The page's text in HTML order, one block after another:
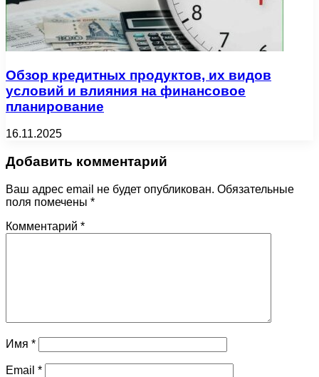
Обзор кредитных продуктов, их видов
условий и влияния на финансовое
планирование
16.11.2025
Добавить комментарий
Ваш адрес email не будет опубликован. Обязательные
поля помечены *
Комментарий *
Имя *
Email *